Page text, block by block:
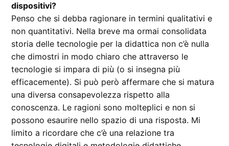
dispositivi?
Penso che si debba ragionare in termini qualitativi e
non quantitativi. Nella breve ma ormai consolidata
storia delle tecnologie per la didattica non c’è nulla
che dimostri in modo chiaro che attraverso le
tecnologie si impara di più (o si insegna più
efficacemente). Si può però affermare che si matura
una diversa consapevolezza rispetto alla
conoscenza. Le ragioni sono molteplici e non si
possono esaurire nello spazio di una risposta. Mi
limito a ricordare che c’è una relazione tra